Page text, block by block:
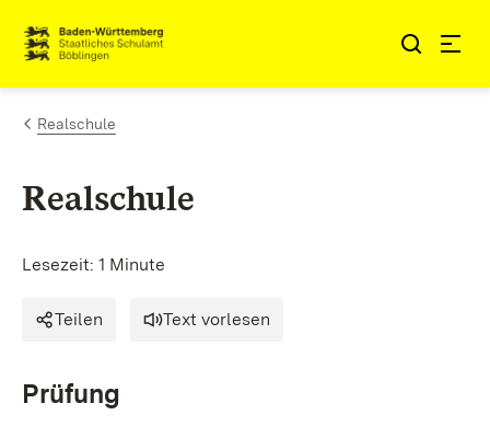
Zum Inhalt springen
Link zur Startseite
Realschule
Realschule
Lesezeit: 1 Minute
Teilen Text vorlesen
Prüfung